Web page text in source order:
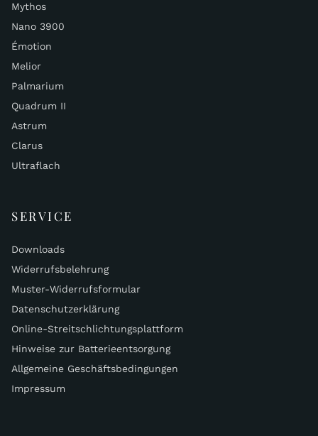
Mythos
Nano 3900
Émotion
Melior
Palmarium
Quadrum II
Astrum
Clarus
Ultraflach
SERVICE
Downloads
Widerrufsbelehrung
Muster-Widerrufsformular
Datenschutzerklärung
Online-Streitschlichtungsplattform
Hinweise zur Batterieentsorgung
Allgemeine Geschäftsbedingungen
Impressum